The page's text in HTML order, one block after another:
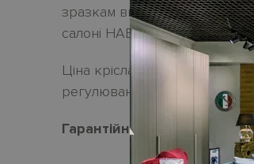
зразкам виробника.
салонi HABITARE interiors в
Ціна крісла-релакс KIMв
регулюванням в оббивці з
Гарантійний термін - 18